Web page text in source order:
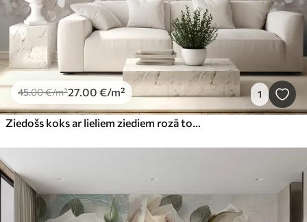
45.00€/m²27.00 €/m² 1
Ziedošs koks ar lieliem ziediem rozā toņos